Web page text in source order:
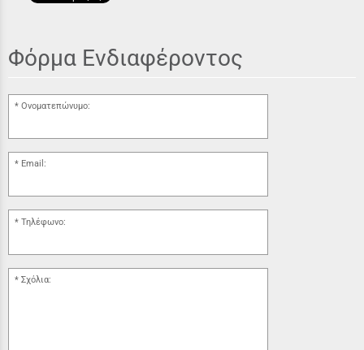
Φόρμα Ενδιαφέροντος
Ονοματεπώνυμο:
Email:
Τηλέφωνο:
Σχόλια: